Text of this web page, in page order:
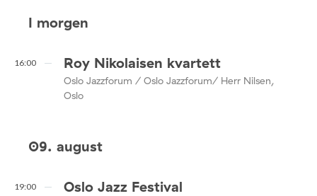
I morgen
16:00 Roy Nikolaisen kvartett
Oslo Jazzforum / Oslo Jazzforum/ Herr Nilsen,
Oslo
09. august
19:00 Oslo Jazz Festival